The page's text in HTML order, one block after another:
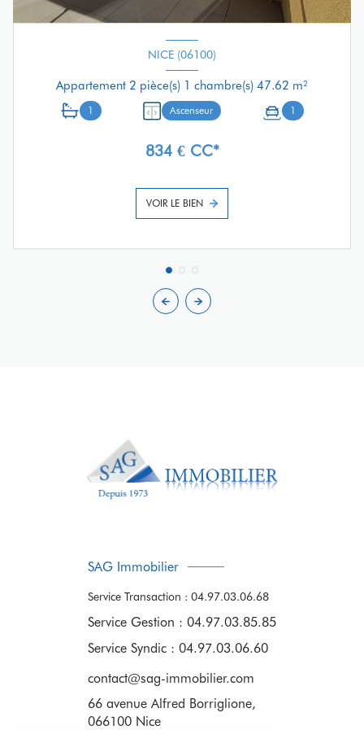
NICE (06100)
Appartement 2 pièce(s) 1 chambre(s) 47.62 m²
1 Ascenseur 1
834 € CC*
VOIR LE BIEN
SAG Immobilier
Service Transaction : 04.97.03.06.68
Service Gestion : 04.97.03.85.85
Service Syndic : 04.97.03.06.60
contact@sag-immobilier.com
66 avenue Alfred Borriglione,
066100 Nice